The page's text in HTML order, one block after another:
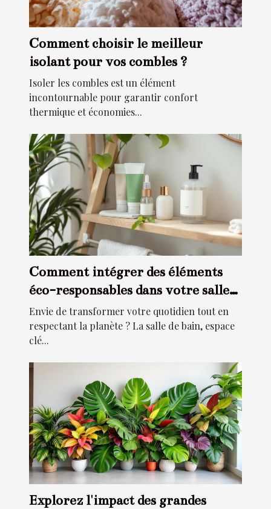
Comment choisir le meilleur
isolant pour vos combles ?
Isoler les combles est un élément
incontournable pour garantir confort
thermique et économies...
Comment intégrer des éléments
éco-responsables dans votre salle
de bain ?
Envie de transformer votre quotidien tout en
respectant la planète ? La salle de bain, espace
clé...
Explorez l'impact des grandes